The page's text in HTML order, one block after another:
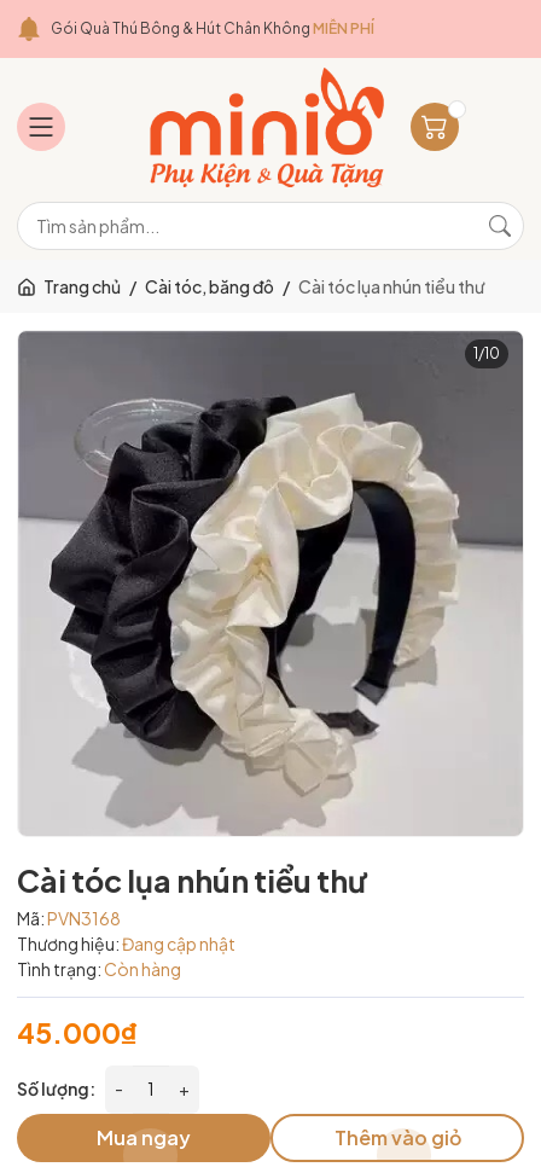
Gói Quà Thú Bông & Hút Chân Không MIỄN PHÍ
Trang chủ / Cài tóc, băng đô / Cài tóc lụa nhún tiểu thư
1 /10
Cài tóc lụa nhún tiểu thư
Mã:PVN3168
Thương hiệu:Đang cập nhật
Tình trạng:Còn hàng
45.000₫
Số lượng: - +
Mua ngay Thêm vào giỏ